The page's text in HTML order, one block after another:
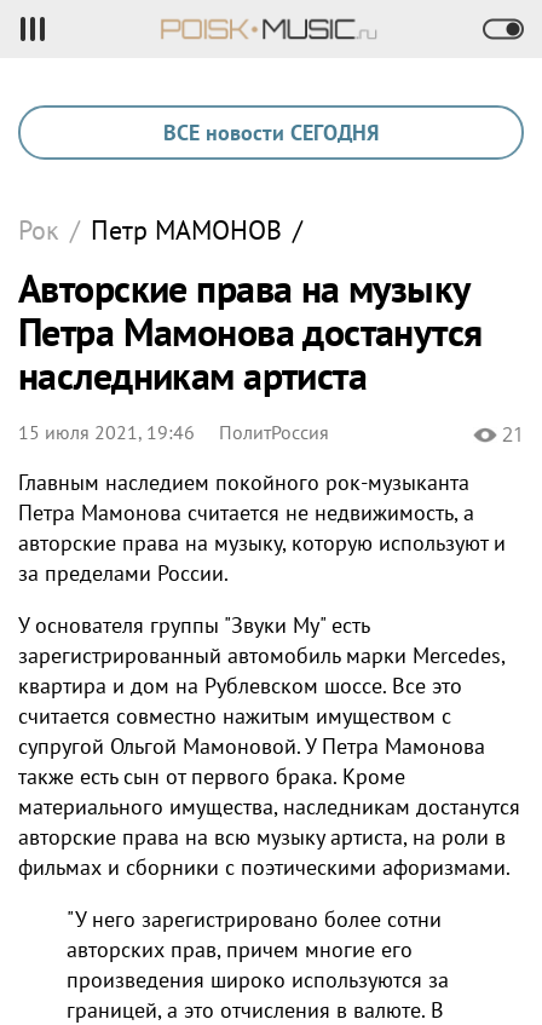
ВСЕ новости СЕГОДНЯ
Рок / Петр МАМОНОВ /
Авторские права на музыку
Петра Мамонова достанутся
наследникам артиста
15 июля 2021, 19:46 ПолитРоссия 21
Главным наследием покойного рок-музыканта
Петра Мамонова считается не недвижимость, а
авторские права на музыку, которую используют и
за пределами России.
У основателя группы "Звуки Му" есть
зарегистрированный автомобиль марки Mercedes,
квартира и дом на Рублевском шоссе. Все это
считается совместно нажитым имуществом с
супругой Ольгой Мамоновой. У Петра Мамонова
также есть сын от первого брака. Кроме
материального имущества, наследникам достанутся
авторские права на всю музыку артиста, на роли в
фильмах и сборники с поэтическими афоризмами.
"У него зарегистрировано более сотни
авторских прав, причем многие его
произведения широко используются за
границей, а это отчисления в валюте. В